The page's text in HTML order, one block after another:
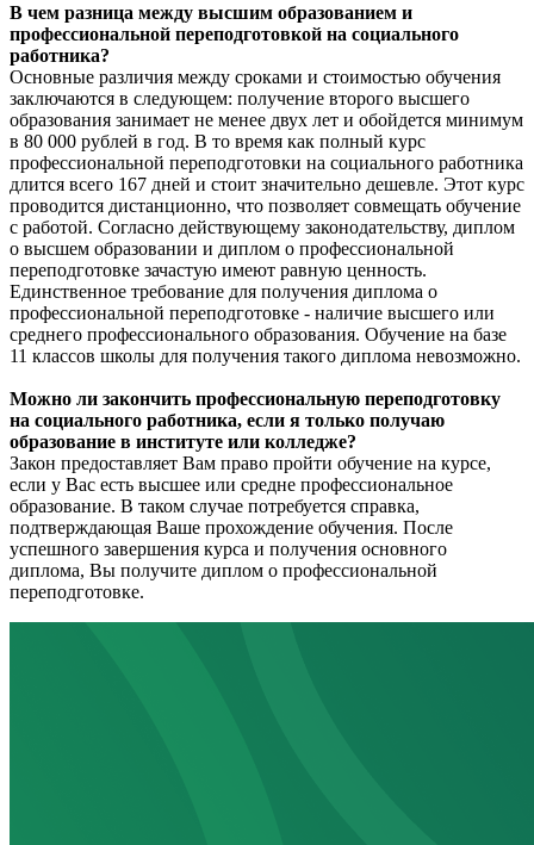
В чем разница между высшим образованием и
профессиональной переподготовкой на социального
работника?
Основные различия между сроками и стоимостью обучения
заключаются в следующем: получение второго высшего
образования занимает не менее двух лет и обойдется минимум
в 80 000 рублей в год. В то время как полный курс
профессиональной переподготовки на социального работника
длится всего 167 дней и стоит значительно дешевле. Этот курс
проводится дистанционно, что позволяет совмещать обучение
с работой. Согласно действующему законодательству, диплом
о высшем образовании и диплом о профессиональной
переподготовке зачастую имеют равную ценность.
Единственное требование для получения диплома о
профессиональной переподготовке - наличие высшего или
среднего профессионального образования. Обучение на базе
11 классов школы для получения такого диплома невозможно.
Можно ли закончить профессиональную переподготовку
на социального работника, если я только получаю
образование в институте или колледже?
Закон предоставляет Вам право пройти обучение на курсе,
если у Вас есть высшее или средне профессиональное
образование. В таком случае потребуется справка,
подтверждающая Ваше прохождение обучения. После
успешного завершения курса и получения основного
диплома, Вы получите диплом о профессиональной
переподготовке.